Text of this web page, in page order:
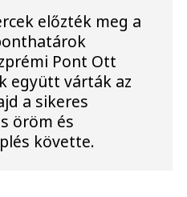
előzték meg a
Pont Ott
együtt várták az
a sikeres
öröm és
követte.